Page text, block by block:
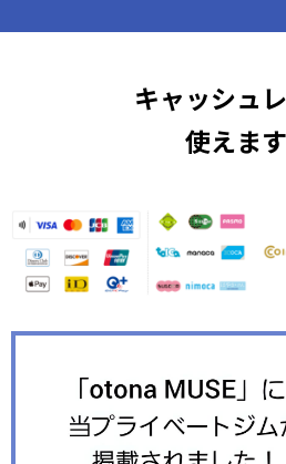
キャッシュ
使えます